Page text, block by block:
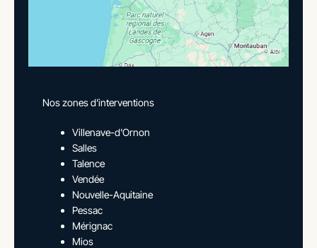
Nos zones d’interventions
Villenave-d'Ornon
Salles
Talence
Vendée
Nouvelle-Aquitaine
Pessac
Mérignac
Mios